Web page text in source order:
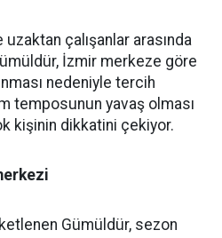
çalışanlar arasında
İzmir merkeze göre
nedeniyle tercih
temposunun yavaş olması
kişinin dikkatini çekiyor.
Gümüldür, sezon